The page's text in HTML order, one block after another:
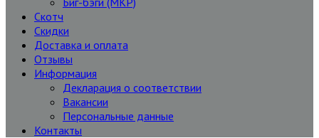
Скотч
Скидки
Доставка и оплата
Отзывы
Информация
Декларация о соответствии
Вакансии
Персональные данные
Контакты